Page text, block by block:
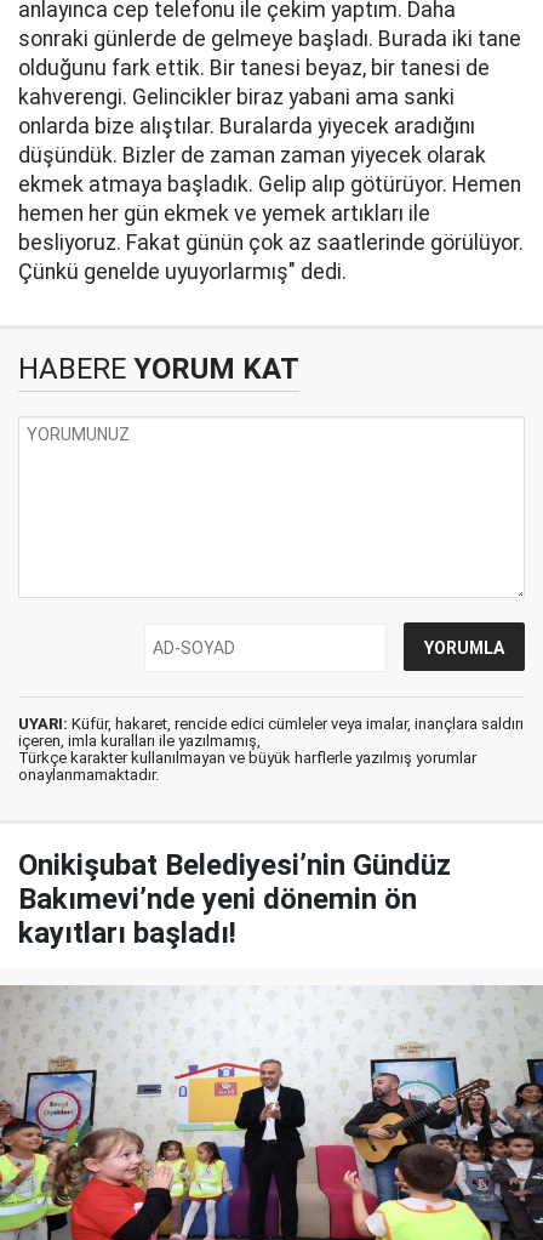
anlayınca cep telefonu ile çekim yaptım. Daha
sonraki günlerde de gelmeye başladı. Burada iki tane
olduğunu fark ettik. Bir tanesi beyaz, bir tanesi de
kahverengi. Gelincikler biraz yabani ama sanki
onlarda bize alıştılar. Buralarda yiyecek aradığını
düşündük. Bizler de zaman zaman yiyecek olarak
ekmek atmaya başladık. Gelip alıp götürüyor. Hemen
hemen her gün ekmek ve yemek artıkları ile
besliyoruz. Fakat günün çok az saatlerinde görülüyor.
Çünkü genelde uyuyorlarmış" dedi.
HABERE YORUM KAT
UYARI: Küfür, hakaret, rencide edici cümleler veya imalar, inançlara saldırı
içeren, imla kuralları ile yazılmamış,
Türkçe karakter kullanılmayan ve büyük harflerle yazılmış yorumlar
onaylanmamaktadır.
Onikişubat Belediyesi’nin Gündüz
Bakımevi’nde yeni dönemin ön
kayıtları başladı!